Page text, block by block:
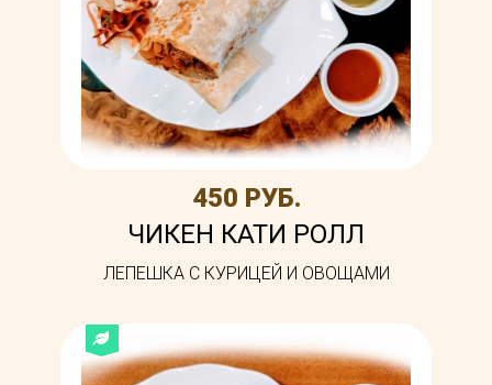
450 РУБ.
ЧИКЕН КАТИ РОЛЛ
ЛЕПЕШКА С КУРИЦЕЙ И ОВОЩАМИ